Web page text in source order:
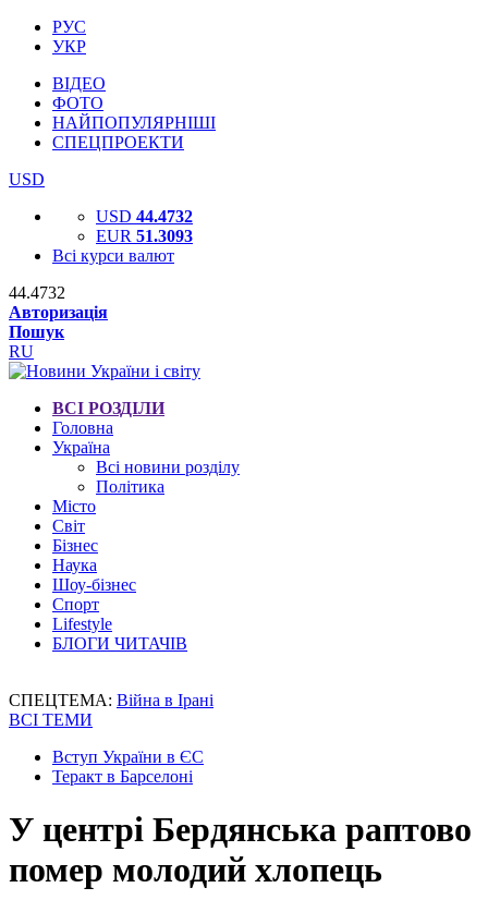
РУС
УКР
ВІДЕО
ФОТО
НАЙПОПУЛЯРНІШІ
СПЕЦПРОЕКТИ
USD
USD 44.4732
EUR 51.3093
Всі курси валют
44.4732
Авторизація
Пошук
RU
ВСІ РОЗДІЛИ
Головна
Україна
Всі новини розділу
Політика
Місто
Світ
Бізнес
Наука
Шоу-бізнес
Спорт
Lifestyle
БЛОГИ ЧИТАЧІВ
СПЕЦТЕМА: Війна в Ірані
ВСІ ТЕМИ
Вступ України в ЄС
Теракт в Барселоні
У центрі Бердянська раптово
помер молодий хлопець